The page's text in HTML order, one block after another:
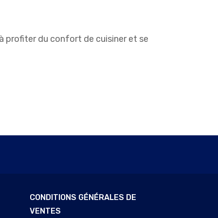
profiter du confort de cuisiner et se
CONDITIONS GÉNÉRALES DE
VENTES